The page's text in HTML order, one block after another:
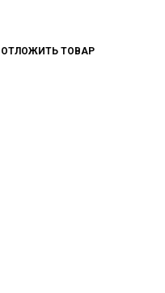
ОТЛОЖИТЬ ТОВАР